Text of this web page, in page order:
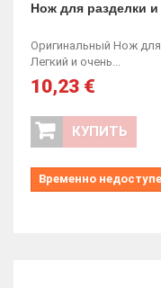
Нож для разделки
Оригинальный Нож
Легкий и очень...
10,23 €
КУПИТЬ
Временно